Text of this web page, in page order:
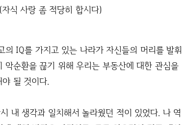
식 사랑 좀 적당히 합시다)
IQ를 가지고 있는 나라가 자신들의 머리를 발휘
순환을 끊기 위해 우리는 부동산에 대한 관심을
될 것이다.
내 생각과 일치해서 놀라웠던 적이 있었다. 나 역